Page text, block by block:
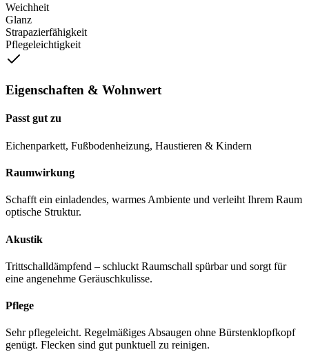
Weichheit
Glanz
Strapazierfähigkeit
Pflegeleichtigkeit
Eigenschaften & Wohnwert
Passt gut zu
Eichenparkett, Fußbodenheizung, Haustieren & Kindern
Raumwirkung
Schafft ein einladendes, warmes Ambiente und verleiht Ihrem Raum
optische Struktur.
Akustik
Trittschalldämpfend – schluckt Raumschall spürbar und sorgt für
eine angenehme Geräuschkulisse.
Pflege
Sehr pflegeleicht. Regelmäßiges Absaugen ohne Bürstenklopfkopf
genügt. Flecken sind gut punktuell zu reinigen.